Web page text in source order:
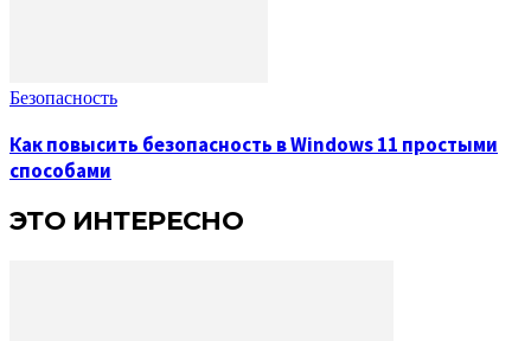
Безопасность
Как повысить безопасность в Windows 11 простыми
способами
ЭТО ИНТЕРЕСНО